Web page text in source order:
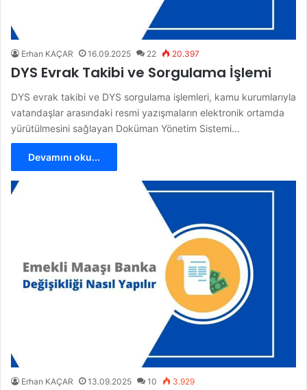
Erhan KAÇAR 16.09.2025 22 20.397
DYS Evrak Takibi ve Sorgulama İşlemi
DYS evrak takibi ve DYS sorgulama işlemleri, kamu kurumlarıyla
vatandaşlar arasındaki resmi yazışmaların elektronik ortamda
yürütülmesini sağlayan Doküman Yönetim Sistemi…
Devamını oku...
Erhan KAÇAR 13.09.2025 10 3.929